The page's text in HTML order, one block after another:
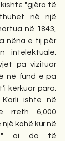
kishte "gjëra të
në një
në 1843,
nëna e tij për
intelektuale.
pa vizituar
në fund e pa
kërkuar para.
ishte në
rreth 6,000
kohë kur në
ai do të